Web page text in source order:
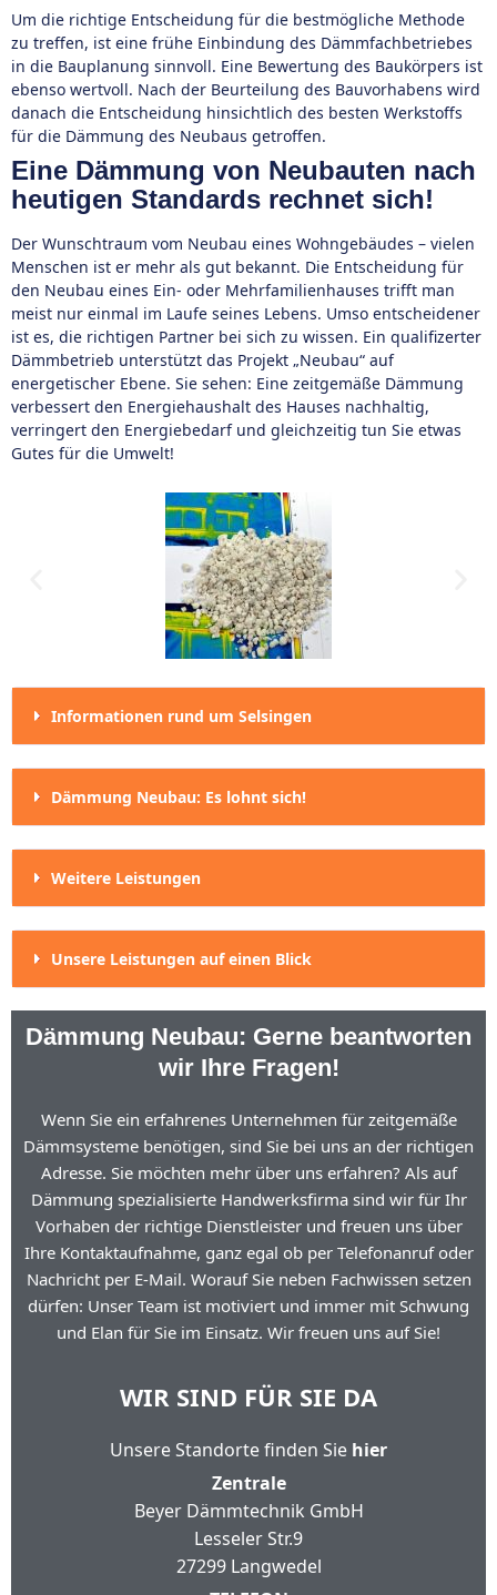
Um die richtige Entscheidung für die bestmögliche Methode
zu treffen, ist eine frühe Einbindung des Dämmfachbetriebes
in die Bauplanung sinnvoll. Eine Bewertung des Baukörpers ist
ebenso wertvoll. Nach der Beurteilung des Bauvorhabens wird
danach die Entscheidung hinsichtlich des besten Werkstoffs
für die Dämmung des Neubaus getroffen.
Eine Dämmung von Neubauten nach
heutigen Standards rechnet sich!
Der Wunschtraum vom Neubau eines Wohngebäudes – vielen
Menschen ist er mehr als gut bekannt. Die Entscheidung für
den Neubau eines Ein- oder Mehrfamilienhauses trifft man
meist nur einmal im Laufe seines Lebens. Umso entscheidener
ist es, die richtigen Partner bei sich zu wissen. Ein qualifizerter
Dämmbetrieb unterstützt das Projekt „Neubau“ auf
energetischer Ebene. Sie sehen: Eine zeitgemäße Dämmung
verbessert den Energiehaushalt des Hauses nachhaltig,
verringert den Energiebedarf und gleichzeitig tun Sie etwas
Gutes für die Umwelt!
Informationen rund um Selsingen
Dämmung Neubau: Es lohnt sich!
Weitere Leistungen
Unsere Leistungen auf einen Blick
Dämmung Neubau: Gerne beantworten
wir Ihre Fragen!
Wenn Sie ein erfahrenes Unternehmen für zeitgemäße
Dämmsysteme benötigen, sind Sie bei uns an der richtigen
Adresse. Sie möchten mehr über uns erfahren? Als auf
Dämmung spezialisierte Handwerksfirma sind wir für Ihr
Vorhaben der richtige Dienstleister und freuen uns über
Ihre Kontaktaufnahme, ganz egal ob per Telefonanruf oder
Nachricht per E-Mail. Worauf Sie neben Fachwissen setzen
dürfen: Unser Team ist motiviert und immer mit Schwung
und Elan für Sie im Einsatz. Wir freuen uns auf Sie!
WIR SIND FÜR SIE DA
Unsere Standorte finden Sie hier
Zentrale
Beyer Dämmtechnik GmbH
Lesseler Str.9
27299 Langwedel